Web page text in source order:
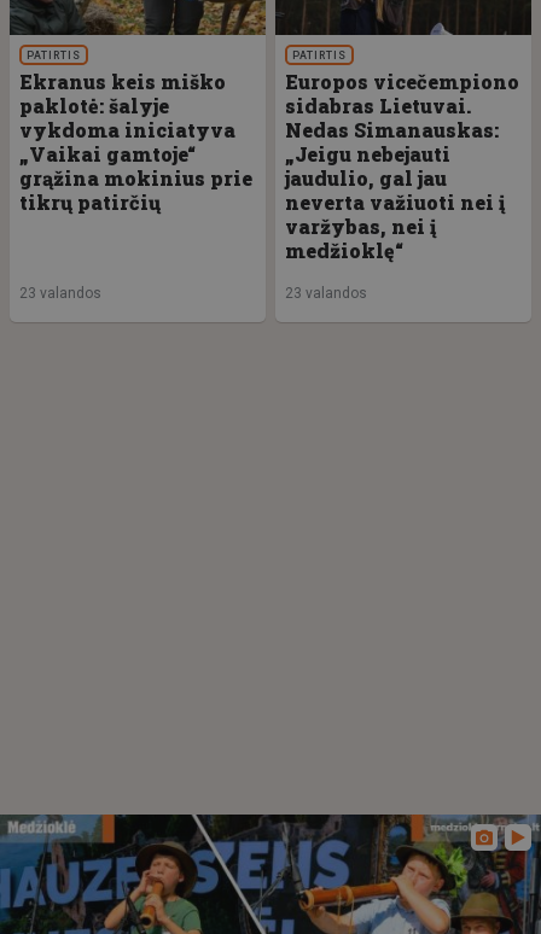
PATIRTIS
Ekranus keis miško
paklotė: šalyje
vykdoma iniciatyva
„Vaikai gamtoje“
grąžina mokinius prie
tikrų patirčių
23 valandos
PATIRTIS
Europos vicečempiono
sidabras Lietuvai.
Nedas Simanauskas:
„Jeigu nebejauti
jaudulio, gal jau
neverta važiuoti nei į
varžybas, nei į
medžioklę“
23 valandos